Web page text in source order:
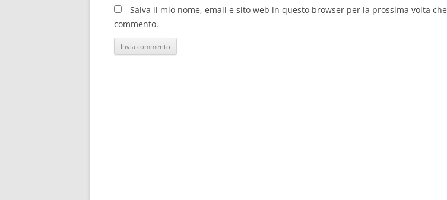
YESTERDAY WO UTATTE
THE EVIL
Salva il mio nome, email e sito web in questo browser per la prossima volta che
commento.